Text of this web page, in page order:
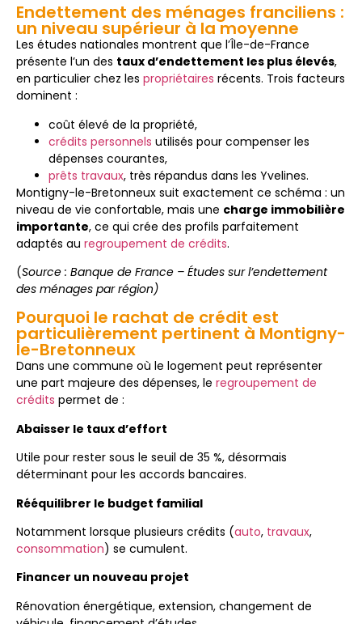
Endettement des ménages franciliens :
un niveau supérieur à la moyenne
Les études nationales montrent que l’Île-de-France
présente l’un des taux d’endettement les plus élevés,
en particulier chez les propriétaires récents. Trois facteurs
dominent :
coût élevé de la propriété,
crédits personnels utilisés pour compenser les
dépenses courantes,
prêts travaux, très répandus dans les Yvelines.
Montigny-le-Bretonneux suit exactement ce schéma : un
niveau de vie confortable, mais une charge immobilière
importante, ce qui crée des profils parfaitement
adaptés au regroupement de crédits.
(Source : Banque de France – Études sur l’endettement
des ménages par région)
Pourquoi le rachat de crédit est
particulièrement pertinent à Montigny-
le-Bretonneux
Dans une commune où le logement peut représenter
une part majeure des dépenses, le regroupement de
crédits permet de :
Abaisser le taux d’effort
Utile pour rester sous le seuil de 35 %, désormais
déterminant pour les accords bancaires.
Rééquilibrer le budget familial
Notamment lorsque plusieurs crédits (auto, travaux,
consommation) se cumulent.
Financer un nouveau projet
Rénovation énergétique, extension, changement de